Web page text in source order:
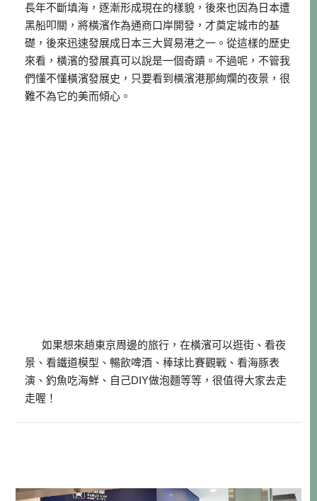
長年不斷填海，逐漸形成現在的樣貌，後來也因為日本遭
黑船叩關，將橫濱作為通商口岸開發，才奠定城市的基
礎，後來迅速發展成日本三大貿易港之一。從這樣的歷史
來看，橫濱的發展真可以說是一個奇蹟。不過呢，不管我
們懂不懂橫濱發展史，只要看到橫濱港那絢爛的夜景，很
難不為它的美而傾心。
如果想來趟東京周邊的旅行，在橫濱可以逛街、看夜
景、看鐵道模型、暢飲啤酒、棒球比賽觀戰、看海豚表
演、釣魚吃海鮮、自己DIY做泡麵等等，很值得大家去走
走喔！